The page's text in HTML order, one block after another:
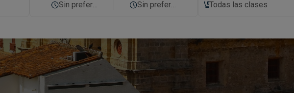
Sin preferencia Sin preferencia Todas las clases